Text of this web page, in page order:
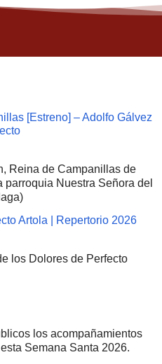
[Estreno] – Adolfo Gálvez
Reina de Campanillas de
Nuestra Señora del
Artola | Repertorio 2026
los Dolores de Perfecto
los acompañamientos
Semana Santa 2026.